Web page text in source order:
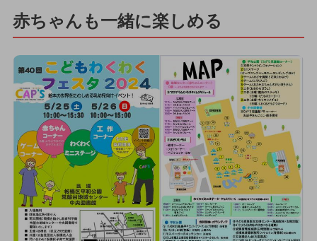
赤ちゃんも一緒に楽しめる